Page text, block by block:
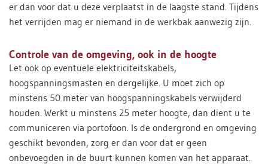
er dan voor dat u deze verplaatst in de laagste stand. Tijdens
het verrijden mag er niemand in de werkbak aanwezig zijn.
Controle van de omgeving, ook in de hoogte
Let ook op eventuele elektriciteitskabels,
hoogspanningsmasten en dergelijke. U moet zich op
minstens 50 meter van hoogspanningskabels verwijderd
houden. Werkt u minstens 25 meter hoogte, dan dient u te
communiceren via portofoon. Is de ondergrond en omgeving
geschikt bevonden, zorg er dan voor dat er geen
onbevoegden in de buurt kunnen komen van het apparaat.